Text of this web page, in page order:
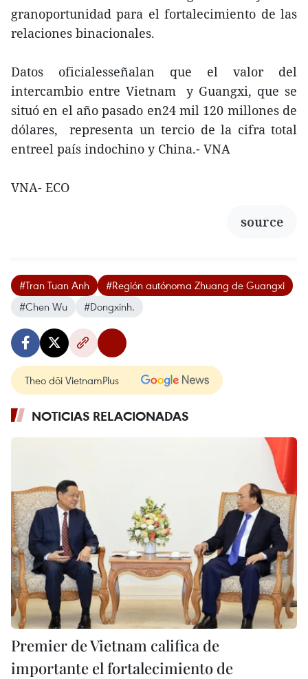
granoportunidad para el fortalecimiento de las
relaciones binacionales.
Datos oficialesseñalan que el valor del
intercambio entre Vietnam y Guangxi, que se
situó en el año pasado en24 mil 120 millones de
dólares, representa un tercio de la cifra total
entreel país indochino y China.- VNA
VNA- ECO
source
#Tran Tuan Anh
#Región autónoma Zhuang de Guangxi
#Chen Wu
#Dongxinh.
Theo dõi VietnamPlus
NOTICIAS RELACIONADAS
Premier de Vietnam califica de
importante el fortalecimiento de